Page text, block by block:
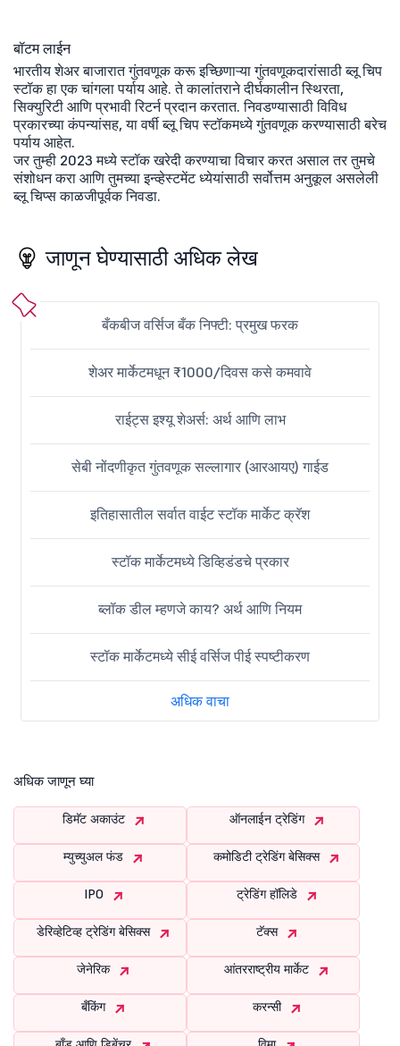
बॉटम लाईन
भारतीय शेअर बाजारात गुंतवणूक करू इच्छिणाऱ्या गुंतवणूकदारांसाठी ब्लू चिप
स्टॉक हा एक चांगला पर्याय आहे. ते कालांतराने दीर्घकालीन स्थिरता,
सिक्युरिटी आणि प्रभावी रिटर्न प्रदान करतात. निवडण्यासाठी विविध
प्रकारच्या कंपन्यांसह, या वर्षी ब्लू चिप स्टॉकमध्ये गुंतवणूक करण्यासाठी बरेच
पर्याय आहेत.
जर तुम्ही 2023 मध्ये स्टॉक खरेदी करण्याचा विचार करत असाल तर तुमचे
संशोधन करा आणि तुमच्या इन्व्हेस्टमेंट ध्येयांसाठी सर्वोत्तम अनुकूल असलेली
ब्लू चिप्स काळजीपूर्वक निवडा.
जाणून घेण्यासाठी अधिक लेख
बँकबीज वर्सिज बँक निफ्टी: प्रमुख फरक
शेअर मार्केटमधून ₹1000/दिवस कसे कमवावे
राईट्स इश्यू शेअर्स: अर्थ आणि लाभ
सेबी नोंदणीकृत गुंतवणूक सल्लागार (आरआयए) गाईड
इतिहासातील सर्वात वाईट स्टॉक मार्केट क्रॅश
स्टॉक मार्केटमध्ये डिव्हिडंडचे प्रकार
ब्लॉक डील म्हणजे काय? अर्थ आणि नियम
स्टॉक मार्केटमध्ये सीई वर्सिज पीई स्पष्टीकरण
अधिक वाचा
अधिक जाणून घ्या
डिमॅट अकाउंट ऑनलाईन ट्रेडिंग
म्युच्युअल फंड कमोडिटी ट्रेडिंग बेसिक्स
IPO ट्रेडिंग हॉलिडे
डेरिव्हेटिव्ह ट्रेडिंग बेसिक्स टॅक्स
जेनेरिक आंतरराष्ट्रीय मार्केट
बँकिंग करन्सी